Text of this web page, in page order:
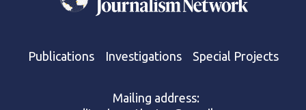
Publications Investigations Special Projects
Mailing address: